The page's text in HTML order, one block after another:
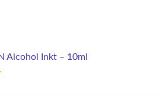
Alcohol Inkt – 10ml